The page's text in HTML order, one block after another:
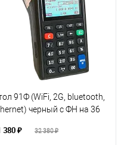
91Ф (WiFi, 2G, bluetooth,
черный с ФН на 36
380 ₽ 32 380 ₽